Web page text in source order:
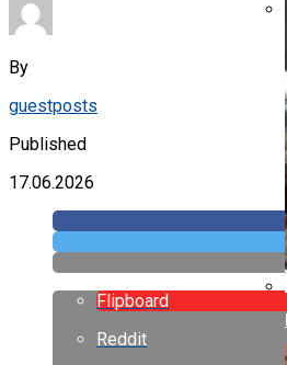
By
guestposts
Published
17.06.2026
Flipboard
Reddit